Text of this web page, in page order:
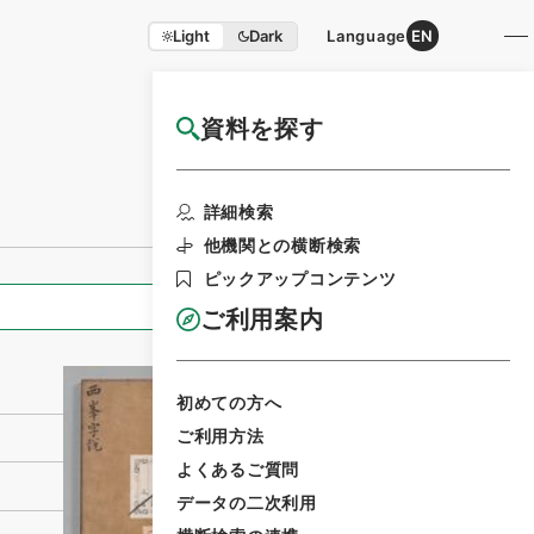
Light Dark Language EN
資料を探す
詳細検索
他機関との横断検索
ピックアップコンテンツ
ご利用案内
初めての方へ
ご利用方法
よくあるご質問
データの二次利用
国立公文書館HP利用案内
全ての情報